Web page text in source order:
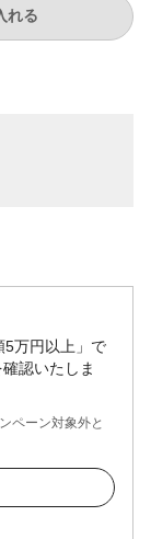
れる
5万円以上」で
認いたしま
ペーン対象外と